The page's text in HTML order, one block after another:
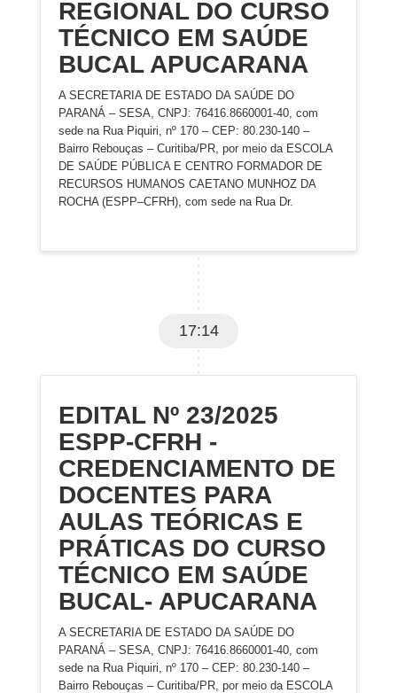
REGIONAL DO CURSO
TÉCNICO EM SAÚDE
BUCAL APUCARANA
A SECRETARIA DE ESTADO DA SAÚDE DO
PARANÁ – SESA, CNPJ: 76416.8660001-40, com
sede na Rua Piquiri, nº 170 – CEP: 80.230-140 –
Bairro Rebouças – Curitiba/PR, por meio da ESCOLA
DE SAÚDE PÚBLICA E CENTRO FORMADOR DE
RECURSOS HUMANOS CAETANO MUNHOZ DA
ROCHA (ESPP–CFRH), com sede na Rua Dr.
17:14
EDITAL Nº 23/2025
ESPP-CFRH -
CREDENCIAMENTO DE
DOCENTES PARA
AULAS TEÓRICAS E
PRÁTICAS DO CURSO
TÉCNICO EM SAÚDE
BUCAL- APUCARANA
A SECRETARIA DE ESTADO DA SAÚDE DO
PARANÁ – SESA, CNPJ: 76416.8660001-40, com
sede na Rua Piquiri, nº 170 – CEP: 80.230-140 –
Bairro Rebouças – Curitiba/PR, por meio da ESCOLA